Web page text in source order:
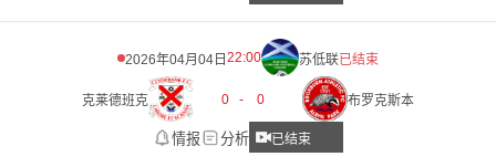
2026年04月04日 22:00 苏低联已结束
克莱德班克 0 - 0 布罗克斯本
情报 分析 已结束